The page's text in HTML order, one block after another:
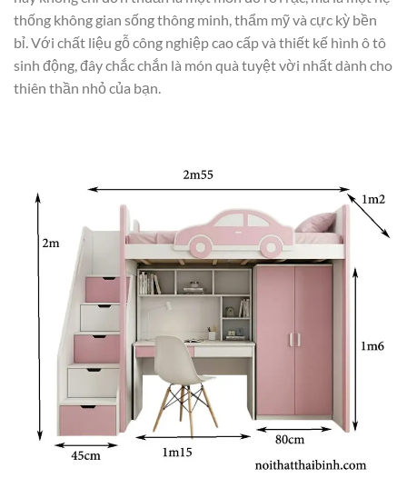
thống không gian sống thông minh, thẩm mỹ và cực kỳ bền
bỉ. Với chất liệu gỗ công nghiệp cao cấp và thiết kế hình ô tô
sinh động, đây chắc chắn là món quà tuyệt vời nhất dành cho
thiên thần nhỏ của bạn.